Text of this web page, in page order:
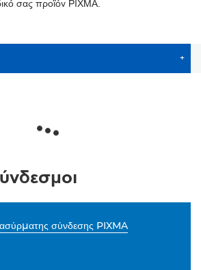
σας προϊόν PIXMA.
+
σύνδεσης PIXMA